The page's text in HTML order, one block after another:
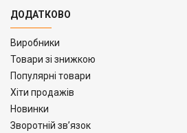
ДОДАТКОВО
Виробники
Товари зі знижкою
Популярні товари
Хіти продажів
Новинки
Зворотній зв’язок